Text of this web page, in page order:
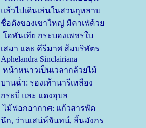
ล้วไปเดินเล่นในสวนกุหลาบ
ชื่อดังของเขาใหญ่ มีคาเฟ่ด้ว
อพันเทีย กระบองเพชรใบ
เสมา และ คีรีมาศ ส้มบริพัตร
Aphelandra Sinclairiana
หน้าหนาวเป็นเวลากล้วยไม้
บานฉ่ำ: รองเท้านารีเหลือง
กระบี่ และ แดงอุบล
ไม้ฟอกอากาศ: แก้วสารพัด
นึก, ว่านเสน่ห์จันทน์, ลิ้นมังกร